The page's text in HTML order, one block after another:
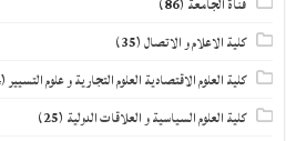
كلية الاعلام و الاتصال(35)
كلية العلوم الاقتصادية العلوم التجارية و علوم التسيير(54)
كلية العلوم السياسية و العلاقات الدولية (25)